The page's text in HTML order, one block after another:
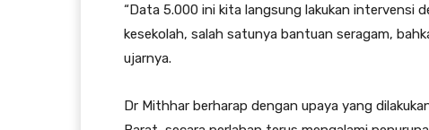
“Data 5.000 ini kita langsung lakukan intervensi
kesekolah, salah satunya bantuan seragam,
ujarnya.
Dr Mithhar berharap dengan upaya yang